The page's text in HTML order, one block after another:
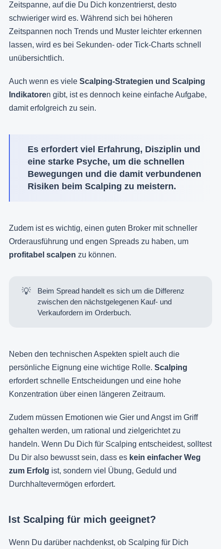
Zeitspanne, auf die Du Dich konzentrierst, desto
schwieriger wird es. Während sich bei höheren
Zeitspannen noch Trends und Muster leichter erkennen
lassen, wird es bei Sekunden- oder Tick-Charts schnell
unübersichtlich.
Auch wenn es viele Scalping-Strategien und Scalping
Indikatoren gibt, ist es dennoch keine einfache Aufgabe,
damit erfolgreich zu sein.
Es erfordert viel Erfahrung, Disziplin und
eine starke Psyche, um die schnellen
Bewegungen und die damit verbundenen
Risiken beim Scalping zu meistern.
Zudem ist es wichtig, einen guten Broker mit schneller
Orderausführung und engen Spreads zu haben, um
profitabel scalpen zu können.
💡
Beim Spread handelt es sich um die Differenz
zwischen den nächstgelegenen Kauf- und
Verkaufordern im Orderbuch.
Neben den technischen Aspekten spielt auch die
persönliche Eignung eine wichtige Rolle. Scalping
erfordert schnelle Entscheidungen und eine hohe
Konzentration über einen längeren Zeitraum.
Zudem müssen Emotionen wie Gier und Angst im Griff
gehalten werden, um rational und zielgerichtet zu
handeln. Wenn Du Dich für Scalping entscheidest, solltest
Du Dir also bewusst sein, dass es kein einfacher Weg
zum Erfolg ist, sondern viel Übung, Geduld und
Durchhaltevermögen erfordert.
Ist Scalping für mich geeignet?
Wenn Du darüber nachdenkst, ob Scalping für Dich